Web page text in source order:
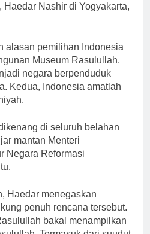
Haedar Nashir di Yogyakarta,
alasan pemilihan Indonesia
Museum Rasulullah.
negara berpenduduk
Kedua, Indonesia amatlah
di seluruh belahan
mantan Menteri
Negara Reformasi
Haedar menegaskan
penuh rencana tersebut.
bakal menampilkan